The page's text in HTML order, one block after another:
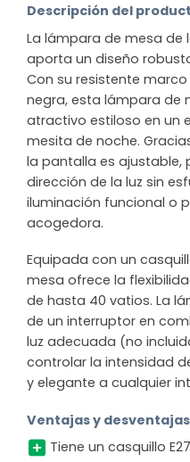
Descripción del
La lámpara de mesa de
aporta un diseño
Con su resistente
negra, esta lámpara de
atractivo estiloso en un
mesita de noche.
la pantalla es ajustable,
dirección de la luz sin
iluminación funcional o
acogedora.
Equipada con un
mesa ofrece la
de hasta 40 vatios. La
de un interruptor en
luz adecuada (no
controlar la intensidad
y elegante a cualquier
Ventajas y desventajas
Tiene un casquillo